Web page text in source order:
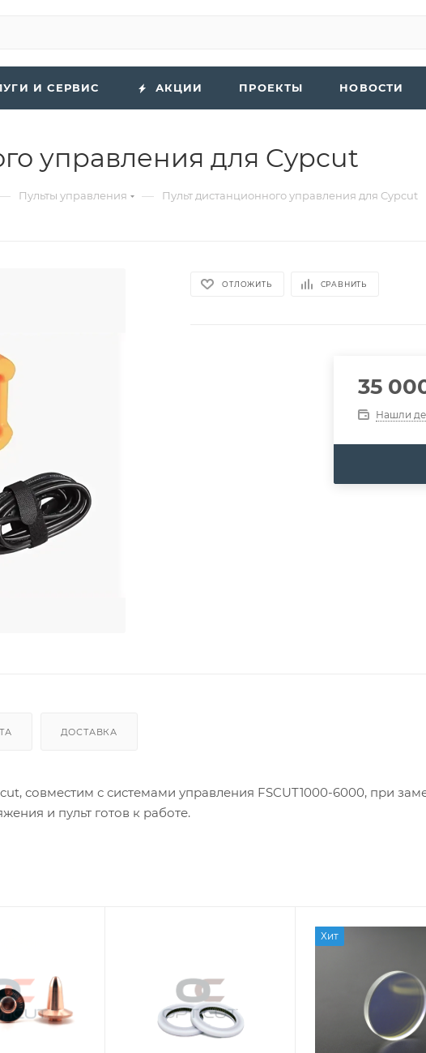
И СЕРВИС АКЦИИ ПРОЕКТЫ НОВОСТИ
управления для Cypcut
Пульты управления — Пульт дистанционного управления для Cypcut
ОТЛОЖИТЬ СРАВНИТЬ
35
Нашли
ДОСТАВКА
совместим с системами управления FSCUT1000-6000, при
и пульт готов к работе.
Хит